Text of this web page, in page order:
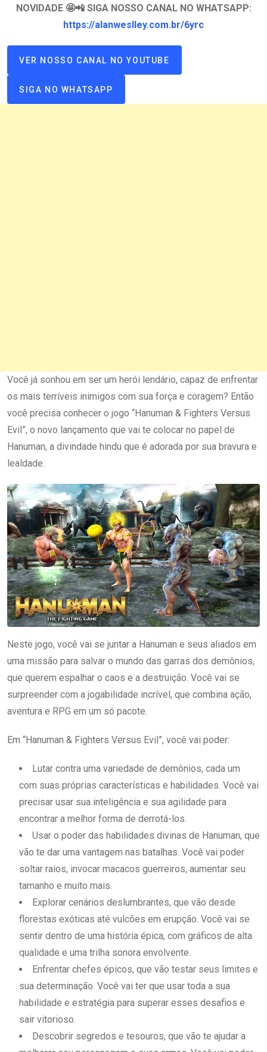
NOVIDADE 🤩📲 SIGA NOSSO CANAL NO WHATSAPP:
https://alanweslley.com.br/6yrc
VER NOSSO CANAL NO YOUTUBE
SIGA NO WHATSAPP
Você já sonhou em ser um herói lendário, capaz de enfrentar
os mais terríveis inimigos com sua força e coragem? Então
você precisa conhecer o jogo “Hanuman & Fighters Versus
Evil”, o novo lançamento que vai te colocar no papel de
Hanuman, a divindade hindu que é adorada por sua bravura e
lealdade.
Neste jogo, você vai se juntar a Hanuman e seus aliados em
uma missão para salvar o mundo das garras dos demônios,
que querem espalhar o caos e a destruição. Você vai se
surpreender com a jogabilidade incrível, que combina ação,
aventura e RPG em um só pacote.
Em “Hanuman & Fighters Versus Evil”, você vai poder:
Lutar contra uma variedade de demônios, cada um
com suas próprias características e habilidades. Você vai
precisar usar sua inteligência e sua agilidade para
encontrar a melhor forma de derrotá-los.
Usar o poder das habilidades divinas de Hanuman, que
vão te dar uma vantagem nas batalhas. Você vai poder
soltar raios, invocar macacos guerreiros, aumentar seu
tamanho e muito mais.
Explorar cenários deslumbrantes, que vão desde
florestas exóticas até vulcões em erupção. Você vai se
sentir dentro de uma história épica, com gráficos de alta
qualidade e uma trilha sonora envolvente.
Enfrentar chefes épicos, que vão testar seus limites e
sua determinação. Você vai ter que usar toda a sua
habilidade e estratégia para superar esses desafios e
sair vitorioso.
Descobrir segredos e tesouros, que vão te ajudar a